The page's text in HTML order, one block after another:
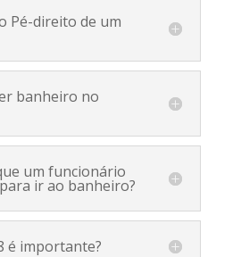
Pé-direito de um
banheiro no
um funcionário
ir ao banheiro?
é importante?